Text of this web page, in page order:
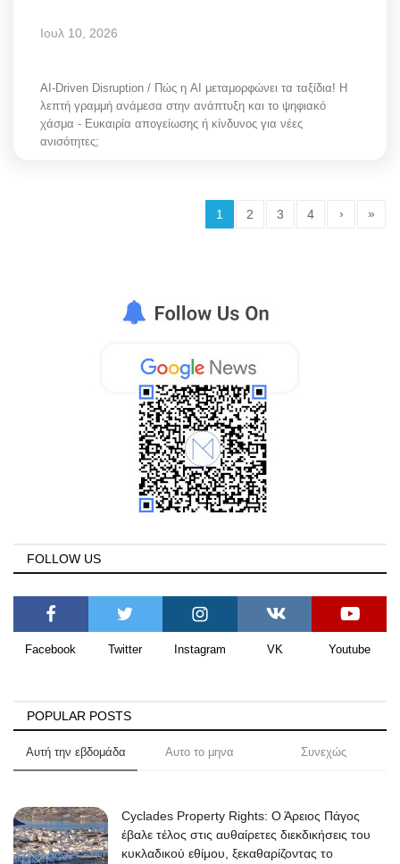
Ιουλ 10, 2026
AI-Driven Disruption / Πώς η AI μεταμορφώνει τα ταξίδια! Η
λεπτή γραμμή ανάμεσα στην ανάπτυξη και το ψηφιακό
χάσμα - Ευκαιρία απογείωσης ή κίνδυνος για νέες
ανισότητες;
1 2 3 4 › »
FOLLOW US
Facebook Twitter Instagram VK Youtube
POPULAR POSTS
Αυτή την εβδομάδα Αυτο το μηνα Συνεχώς
Cyclades Property Rights: Ο Άρειος Πάγος
έβαλε τέλος στις αυθαίρετες διεκδικήσεις του
κυκλαδικού εθίμου, ξεκαθαρίζοντας το